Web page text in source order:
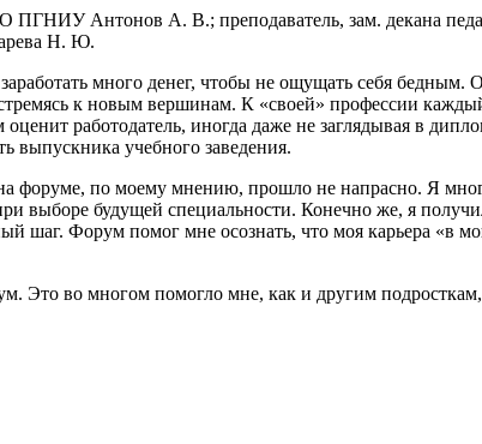
ПГНИУ Антонов А. В.; преподаватель, зам. декана п
Н. Ю.
заработать много денег, чтобы не ощущать себя
к новым вершинам. К «своей» профессии
работодатель, иногда даже не заглядывая в
выпускника учебного заведения.
форуме, по моему мнению, прошло не напрасно. Я
выборе будущей специальности. Конечно же, я
шаг. Форум помог мне осознать, что моя карьера «в
Это во многом помогло мне, как и другим подросткам,